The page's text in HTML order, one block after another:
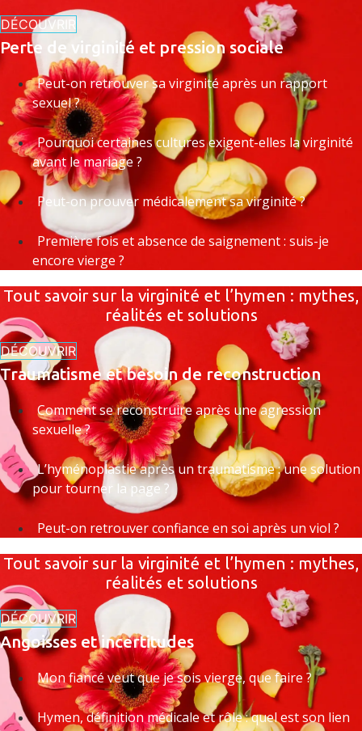
DÉCOUVRIR
Perte de virginité et pression sociale
Peut-on retrouver sa virginité après un rapport
sexuel ?
Pourquoi certaines cultures exigent-elles la virginité
avant le mariage ?
Peut-on prouver médicalement sa virginité ?
Première fois et absence de saignement : suis-je
encore vierge ?
Tout savoir sur la virginité et l’hymen : mythes,
réalités et solutions
DÉCOUVRIR
Traumatisme et besoin de reconstruction
Comment se reconstruire après une agression
sexuelle ?
L’hyménoplastie après un traumatisme : une solution
pour tourner la page ?
Peut-on retrouver confiance en soi après un viol ?
Tout savoir sur la virginité et l’hymen : mythes,
réalités et solutions
DÉCOUVRIR
Angoisses et incertitudes
Mon fiancé veut que je sois vierge, que faire ?
Hymen, définition médicale et rôle : quel est son lien